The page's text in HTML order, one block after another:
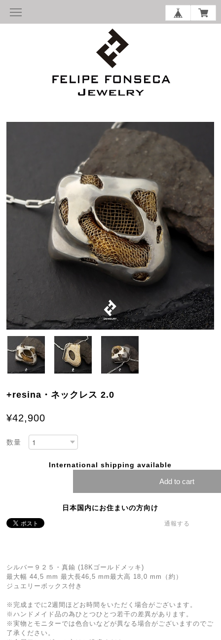
+resina・ネックレス 2.0
¥42,900
数量
International shipping available
Add to cart
日本国内にお住まいの方向け
通報する
シルバー９２５・真鍮 (18Kゴールドメッキ)
最大幅 44,5 mm 最大長46,5 mm最大高 18,0 mm（約）
ジュエリーボックス付き
※完成までに2週間ほどお時間をいただく場合がございます。
※ハンドメイド品の為ひとつひとつ若干の差異があります。
※実物とモニターでは色合いなどが異なる場合がございますのでご
了承ください。